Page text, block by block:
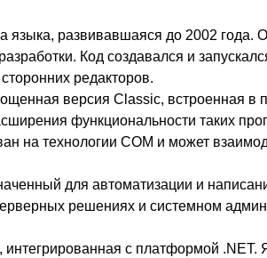
языка, развивавшаяся до 2002 года.
Код создавался и
редакторов.
версия Classic, встроенная в
функциональности таких
на технологии COM и может
для автоматизации и
решениях и системном
с платформой .NET.